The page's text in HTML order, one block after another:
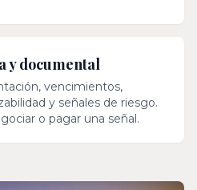
y documental
vencimientos,
y señales de riesgo.
o pagar una señal.